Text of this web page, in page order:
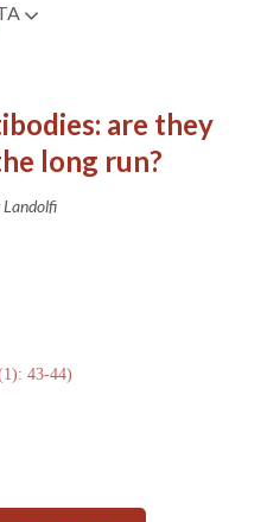
are they
long run?
Landolfi
43-44)